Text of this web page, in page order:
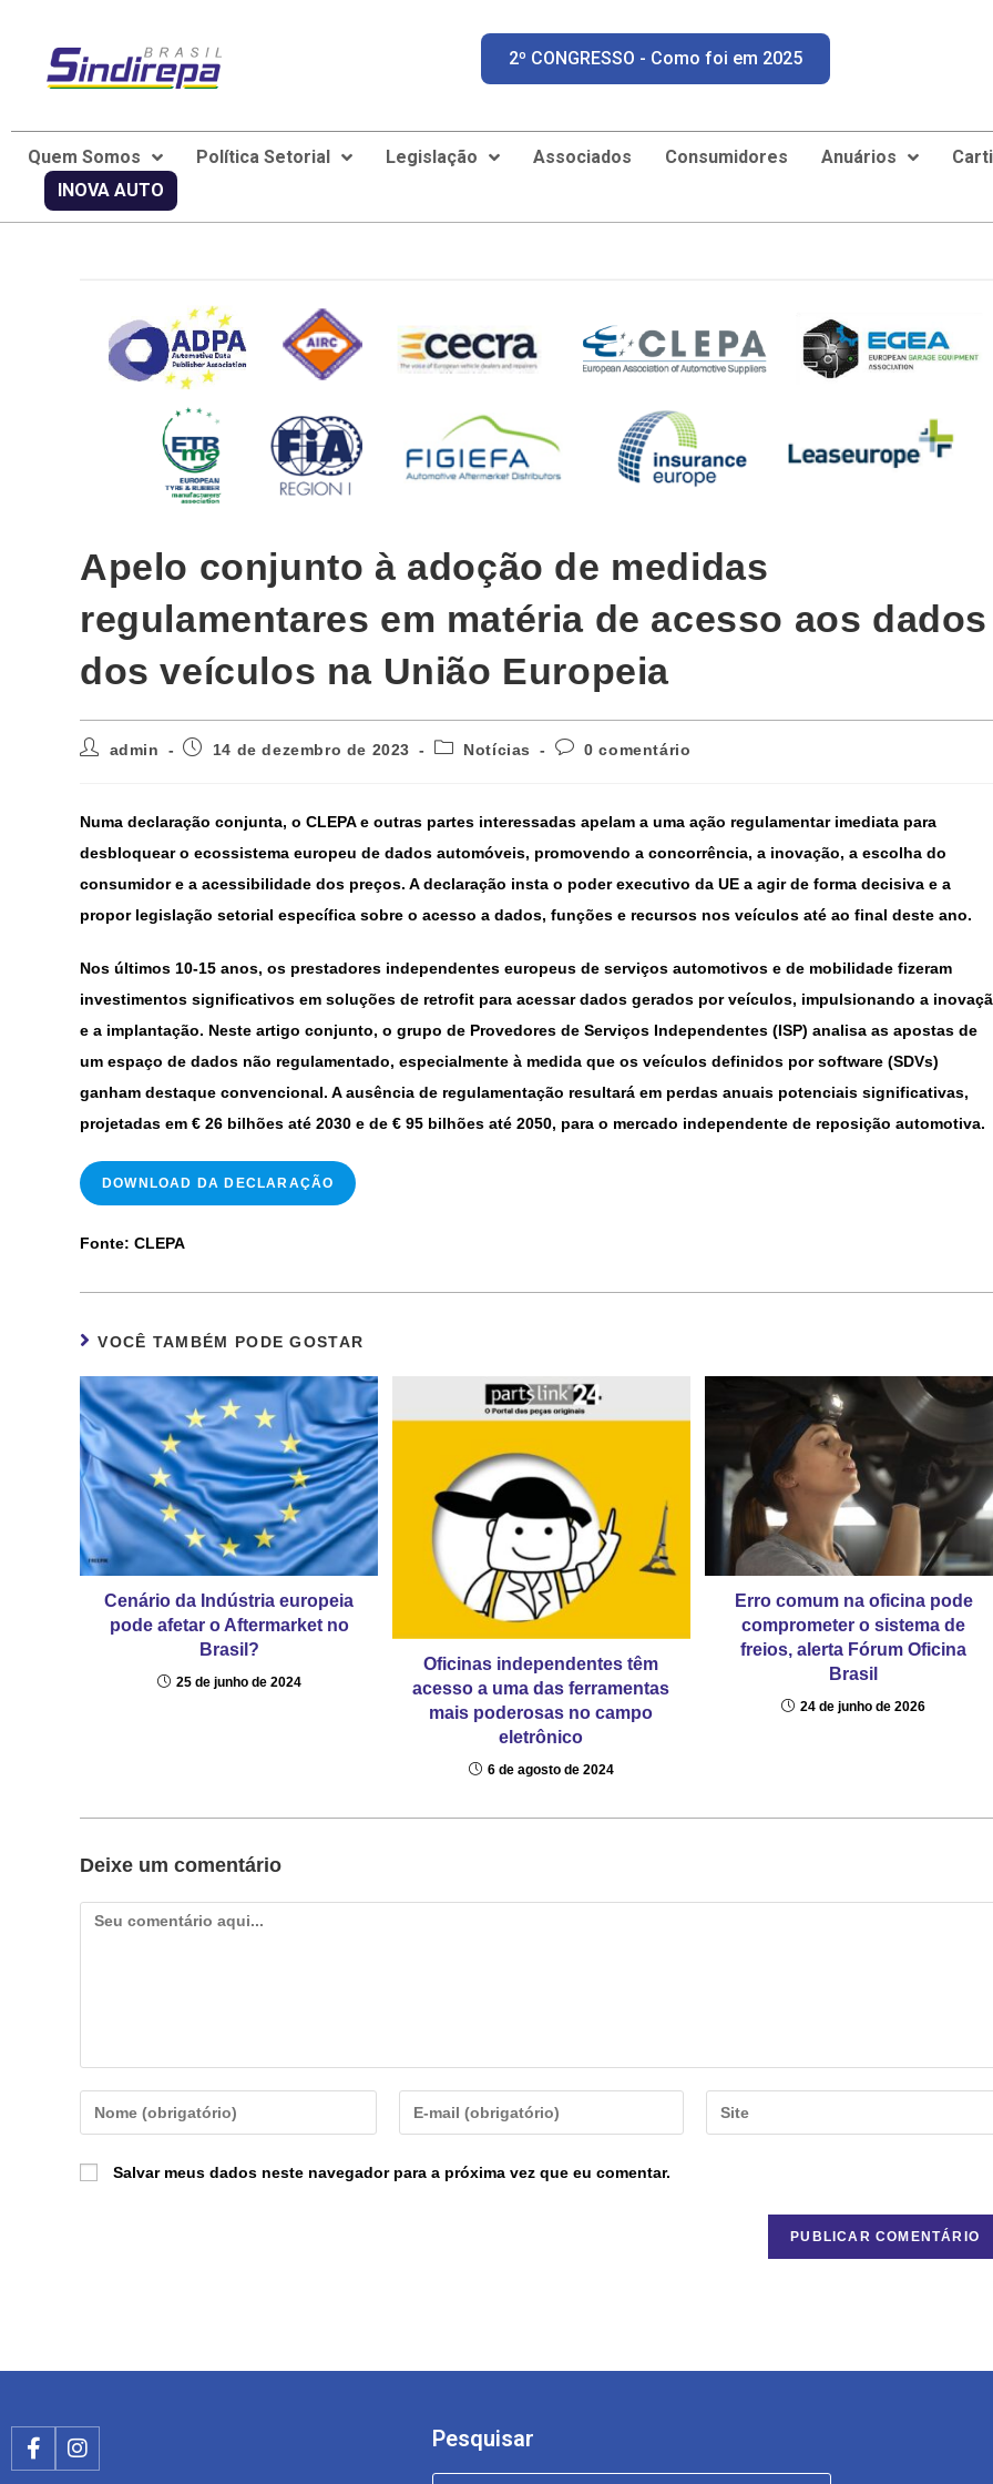
2º CONGRESSO - Como foi em 2025
Quem Somos Política Setorial Legislação Associados Consumidores Anuários
INOVA AUTO
Apelo conjunto à adoção de medidas
regulamentares em matéria de acesso aos dados
dos veículos na União Europeia
admin 14 de dezembro de 2023 Notícias 0 comentário
Numa declaração conjunta, o CLEPA e outras partes interessadas apelam a uma ação regulamentar imediata para
desbloquear o ecossistema europeu de dados automóveis, promovendo a concorrência, a inovação, a escolha do
consumidor e a acessibilidade dos preços. A declaração insta o poder executivo da UE a agir de forma decisiva e a
propor legislação setorial específica sobre o acesso a dados, funções e recursos nos veículos até ao final deste ano.
Nos últimos 10-15 anos, os prestadores independentes europeus de serviços automotivos e de mobilidade fizeram
investimentos significativos em soluções de retrofit para acessar dados gerados por veículos, impulsionando a
e a implantação. Neste artigo conjunto, o grupo de Provedores de Serviços Independentes (ISP) analisa as apostas de
um espaço de dados não regulamentado, especialmente à medida que os veículos definidos por software (SDVs)
ganham destaque convencional. A ausência de regulamentação resultará em perdas anuais potenciais significativas,
projetadas em € 26 bilhões até 2030 e de € 95 bilhões até 2050, para o mercado independente de reposição automotiva.
DOWNLOAD DA DECLARAÇÃO
Fonte: CLEPA
VOCÊ TAMBÉM PODE GOSTAR
Cenário da Indústria europeia
pode afetar o Aftermarket no
Brasil?
25 de junho de 2024
Oficinas independentes têm
acesso a uma das ferramentas
mais poderosas no campo
eletrônico
6 de agosto de 2024
Erro comum na oficina pode
comprometer o sistema de
freios, alerta Fórum Oficina
Brasil
24 de junho de 2026
Deixe um comentário
Salvar meus dados neste navegador para a próxima vez que eu comentar.
Pesquisar